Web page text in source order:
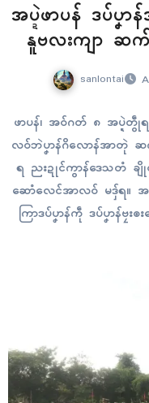
အပ္ဍဲဖာပန် ဒပ်ပၞ
နူဗလးကျာ ဆ
sanlontai
ဖာပန်၊ အဝ်ဂတ် ၈ အပ္ဍဲတွဵု
လဝ်ဘဲပၞာန်ဂိလောန်အာတုဲ ဆ
ရ ညးဍုၚ်ကွာန်ဒေသတံ ချို
ဆောံလေၚ်အာလဝ် မဒှ်ရ။ အ
ကြာဒပ်ပၞာန်ကဵု ဒပ်ပၞာန်ဗၠ